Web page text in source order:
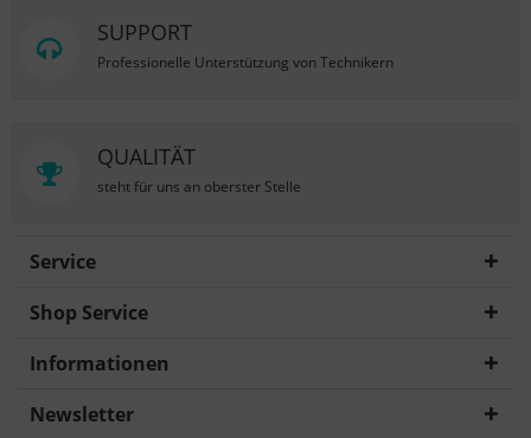
SUPPORT
Professionelle Unterstützung von Technikern
QUALITÄT
steht für uns an oberster Stelle
Service
Shop Service
Informationen
Newsletter